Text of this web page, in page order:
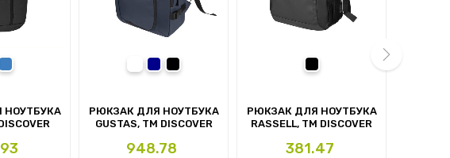
НОУТБУКА
РЮКЗАК ДЛЯ НОУТБУКА
GUSTAS, ТМ DISCOVER
Ціна
948.78
РЮКЗАК ДЛЯ НОУТБУКА
RASSELL, ТМ DISCOVER
Ціна
381.47